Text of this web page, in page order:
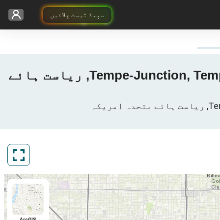
سپیڈ ٹیسٹ چلائیں
U.S. Cellular کا 3G / 4G / 5G کوریج نقشہ - Tempe-Junction, Tempe, Maricopa County, Arizona, ریاست ہائے